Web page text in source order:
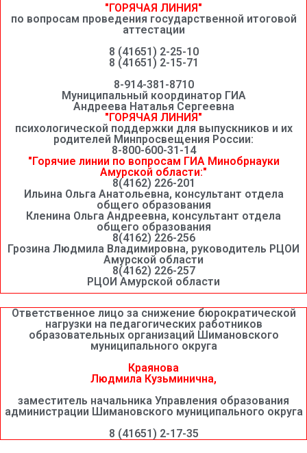
"ГОРЯЧАЯ ЛИНИЯ"
по вопросам проведения государственной итоговой
аттестации
8 (41651) 2-25-10
8 (41651) 2-15-71
8-914-381-8710
Муниципальный координатор ГИА
Андреева Наталья Сергеевна
"ГОРЯЧАЯ ЛИНИЯ"
психологической поддержки для выпускников и их
родителей Минпросвещения России:
8-800-600-31-14
"Горячие линии по вопросам ГИА Минобрнауки
Амурской области:"
8(4162) 226-201
Ильина Ольга Анатольевна, консультант отдела
общего образования
Кленина Ольга Андреевна, консультант отдела
общего образования
8(4162) 226-256
Грозина Людмила Владимировна, руководитель РЦОИ
Амурской области
8(4162) 226-257
РЦОИ Амурской области
Ответственное лицо за снижение бюрократической
нагрузки на педагогических работников
образовательных организаций Шимановского
муниципального округа
Краянова
Людмила Кузьминична,
заместитель начальника Управления образования
администрации Шимановского муниципального округа
8 (41651) 2-17-35